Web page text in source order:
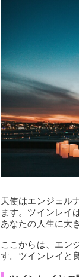
天使はエンジェル
ます。ツインレイ
あなたの人生に大
ここからは、エン
す。ツインレイと